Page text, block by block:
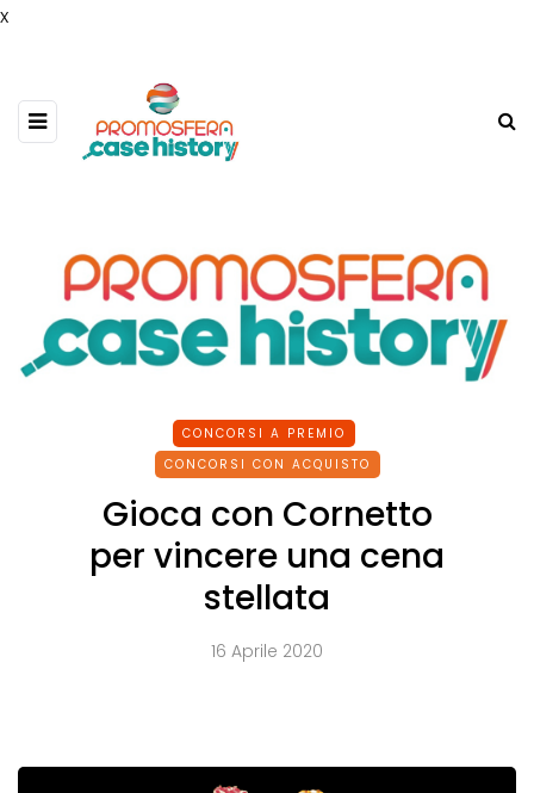
x
CONCORSI A PREMIO
CONCORSI CON ACQUISTO
Gioca con Cornetto
per vincere una cena
stellata
16 Aprile 2020